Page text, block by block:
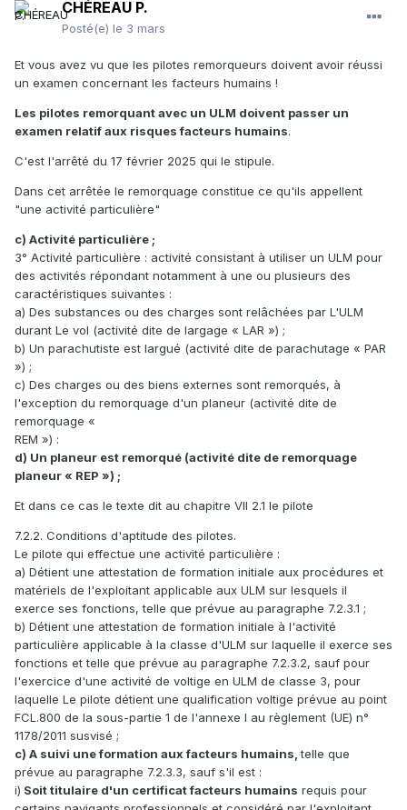
CHÉREAU P.
Posté(e) le 3 mars
Et vous avez vu que les pilotes remorqueurs doivent avoir réussi
un examen concernant les facteurs humains !
Les pilotes remorquant avec un ULM doivent passer un
examen relatif aux risques facteurs humains.
C'est l'arrêté du 17 février 2025 qui le stipule.
Dans cet arrêtée le remorquage constitue ce qu'ils appellent
"une activité particulière"
c) Activité particulière ;
3° Activité particulière : activité consistant à utiliser un ULM pour
des activités répondant notamment à une ou plusieurs des
caractéristiques suivantes :
a) Des substances ou des charges sont relâchées par L'ULM
durant Le vol (activité dite de largage « LAR ») ;
b) Un parachutiste est largué (activité dite de parachutage « PAR
») ;
c) Des charges ou des biens externes sont remorqués, à
l'exception du remorquage d'un planeur (activité dite de
remorquage «
REM ») :
d) Un planeur est remorqué (activité dite de remorquage
planeur « REP ») ;
Et dans ce cas le texte dit au chapitre VII 2.1 le pilote
7.2.2. Conditions d'aptitude des pilotes.
Le pilote qui effectue une activité particulière :
a) Détient une attestation de formation initiale aux procédures et
matériels de l'exploitant applicable aux ULM sur lesquels il
exerce ses fonctions, telle que prévue au paragraphe 7.2.3.1 ;
b) Détient une attestation de formation initiale à l'activité
particulière applicable à la classe d'ULM sur laquelle il exerce ses
fonctions et telle que prévue au paragraphe 7.2.3.2, sauf pour
l'exercice d'une activité de voltige en ULM de classe 3, pour
laquelle Le pilote détient une qualification voltige prévue au point
FCL.800 de la sous-partie 1 de l'annexe I au règlement (UE) n°
1178/2011 susvisé ;
c) A suivi une formation aux facteurs humains,telle que
prévue au paragraphe 7.2.3.3, sauf s'il est :
i) Soit titulaire d'un certificat facteurs humains requis pour